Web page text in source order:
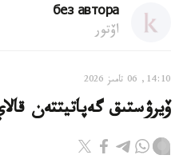
без автора
اۆتور
14:10, 06 تامىز 2026
ۆيرۋستىق گەپاتيتتەن